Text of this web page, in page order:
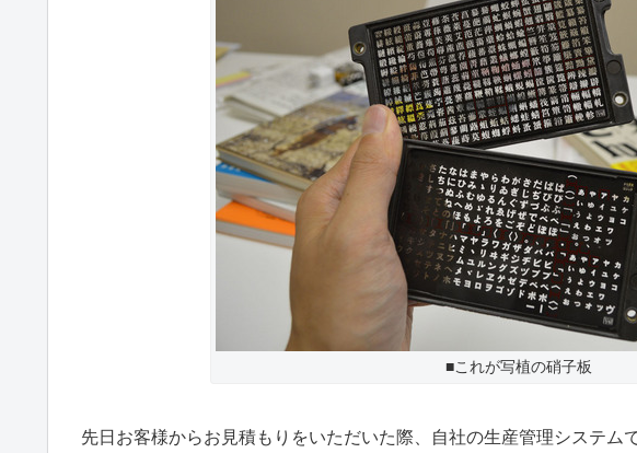
■これが写植の硝子板
先日お客様からお見積もりをいただいた際、自社の生産管理システム